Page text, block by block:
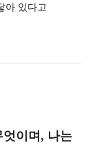
아 있다고
이며, 나는